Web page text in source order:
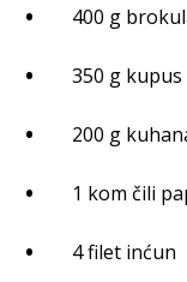
400 g
350 g
200 g
1 kom čili
4 filet inćun